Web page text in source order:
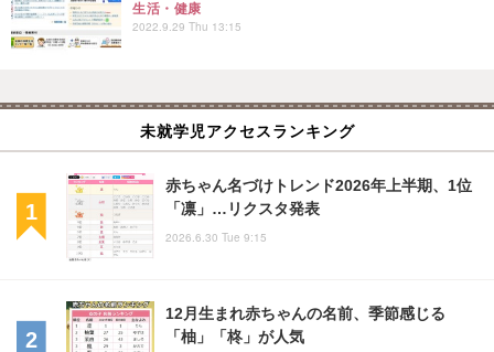
生活・健康
2022.9.29 Thu 13:15
未就学児アクセスランキング
赤ちゃん名づけトレンド2026年上半期、1位
「凛」…リクスタ発表
2026.6.30 Tue 9:15
12月生まれ赤ちゃんの名前、季節感じる
「柚」「柊」が人気